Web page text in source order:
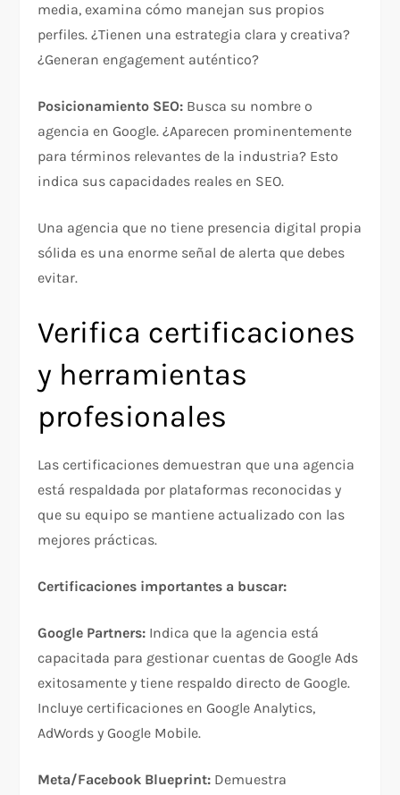
media, examina cómo manejan sus propios
perfiles. ¿Tienen una estrategia clara y creativa?
¿Generan engagement auténtico?​
Posicionamiento SEO: Busca su nombre o
agencia en Google. ¿Aparecen prominentemente
para términos relevantes de la industria? Esto
indica sus capacidades reales en SEO.​
Una agencia que no tiene presencia digital propia
sólida es una enorme señal de alerta que debes
evitar.​
Verifica certificaciones
y herramientas
profesionales
Las certificaciones demuestran que una agencia
está respaldada por plataformas reconocidas y
que su equipo se mantiene actualizado con las
mejores prácticas.​
Certificaciones importantes a buscar:
Google Partners: Indica que la agencia está
capacitada para gestionar cuentas de Google Ads
exitosamente y tiene respaldo directo de Google.
Incluye certificaciones en Google Analytics,
AdWords y Google Mobile.​
Meta/Facebook Blueprint: Demuestra